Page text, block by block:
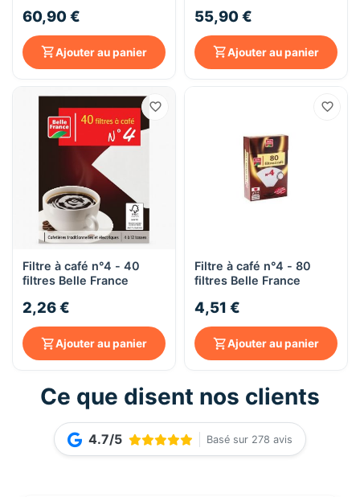
60,90 €
Ajouter au panier
55,90 €
Ajouter au panier
Filtre à café n°4 - 40
filtres Belle France
2,26 €
Ajouter au panier
Filtre à café n°4 - 80
filtres Belle France
4,51 €
Ajouter au panier
Ce que disent nos clients
4.7/5 Basé sur 278 avis